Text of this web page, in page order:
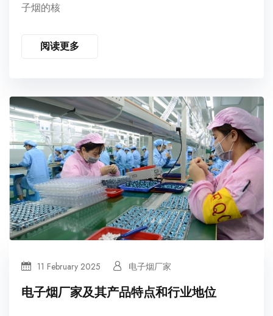
子烟的核
阅读更多
11 February 2025 电子烟厂家
电子烟厂家及其产品特点和行业地位